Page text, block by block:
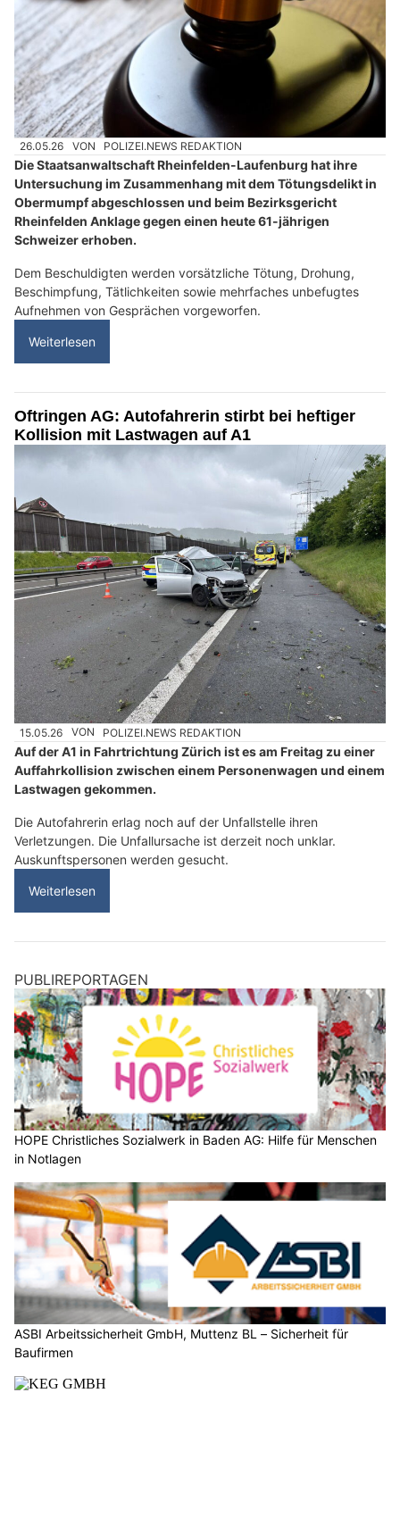
26.05.26 VON POLIZEI.NEWS REDAKTION
Die Staatsanwaltschaft Rheinfelden-Laufenburg hat ihre
Untersuchung im Zusammenhang mit dem Tötungsdelikt in
Obermumpf abgeschlossen und beim Bezirksgericht
Rheinfelden Anklage gegen einen heute 61-jährigen
Schweizer erhoben.
Dem Beschuldigten werden vorsätzliche Tötung, Drohung,
Beschimpfung, Tätlichkeiten sowie mehrfaches unbefugtes
Aufnehmen von Gesprächen vorgeworfen.
Weiterlesen
Oftringen AG: Autofahrerin stirbt bei heftiger
Kollision mit Lastwagen auf A1
15.05.26 VON POLIZEI.NEWS REDAKTION
Auf der A1 in Fahrtrichtung Zürich ist es am Freitag zu einer
Auffahrkollision zwischen einem Personenwagen und einem
Lastwagen gekommen.
Die Autofahrerin erlag noch auf der Unfallstelle ihren
Verletzungen. Die Unfallursache ist derzeit noch unklar.
Auskunftspersonen werden gesucht.
Weiterlesen
PUBLIREPORTAGEN
HOPE Christliches Sozialwerk in Baden AG: Hilfe für Menschen
in Notlagen
ASBI Arbeitssicherheit GmbH, Muttenz BL – Sicherheit für
Baufirmen